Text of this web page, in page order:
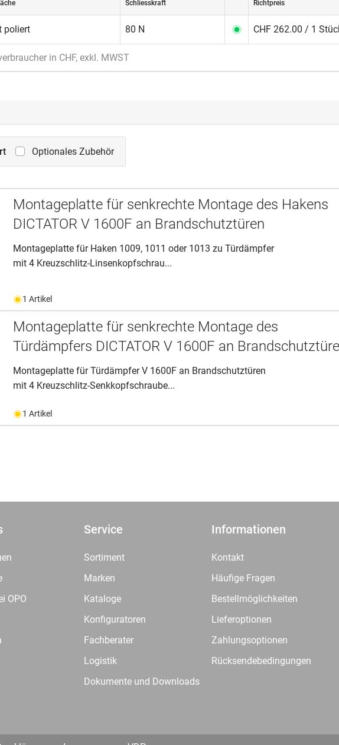
Schliesskraft Richtpreis
poliert 80 N CHF 262.00 / 1
in CHF, exkl. MWST
Optionales Zubehör
Montageplatte für senkrechte Montage des Hakens
DICTATOR V 1600F an Brandschutztüren
Montageplatte für Haken 1009, 1011 oder 1013 zu Türdämpfer
mit 4 Kreuzschlitz-Linsenkopfschrau...
1 Artikel
Montageplatte für senkrechte Montage des
Türdämpfers DICTATOR V 1600F an
Montageplatte für Türdämpfer V 1600F an Brandschutztüren
mit 4 Kreuzschlitz-Senkkopfschraube...
1 Artikel
OPO
Service
Sortiment
Marken
Kataloge
Konfiguratoren
Fachberater
Logistik
Dokumente und Downloads
Informationen
Kontakt
Häufige Fragen
Bestellmöglichkeiten
Lieferoptionen
Zahlungsoptionen
Rücksendebedingungen